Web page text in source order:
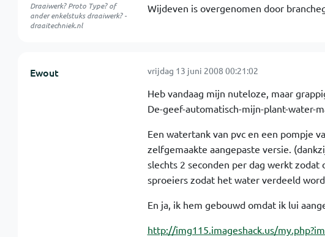
Draaiwerk? Proto Type? of
ander enkelstuks draaiwerk? -
draaitechniek.nl
Wijdeven is overgenomen door
Ewout vrijdag 13 juni 2008 00:21:02
Heb vandaag mijn nuteloze, maar
De-geef-automatisch-mijn-plant-water-
Een watertank van pvc en een pompje
zelfgemaakte aangepaste versie.
slechts 2 seconden per dag werkt
sproeiers zodat het water verdeeld
En ja, ik hem gebouwd omdat ik lui
http://img115.imageshack.us/